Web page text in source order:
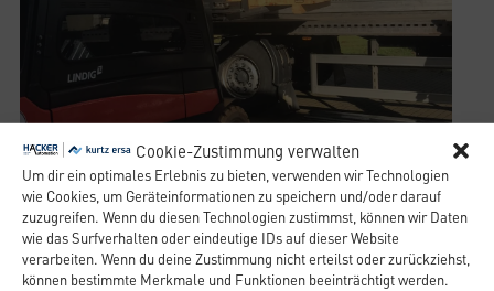
Cookie-Zustimmung verwalten
Um dir ein optimales Erlebnis zu bieten, verwenden wir Technologien
wie Cookies, um Geräteinformationen zu speichern und/oder darauf
zuzugreifen. Wenn du diesen Technologien zustimmst, können wir Daten
wie das Surfverhalten oder eindeutige IDs auf dieser Website
verarbeiten. Wenn du deine Zustimmung nicht erteilst oder zurückziehst,
können bestimmte Merkmale und Funktionen beeinträchtigt werden.